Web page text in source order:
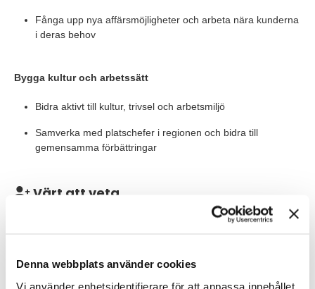
Denna webbplats använder cookies
Vi använder enhetsidentifierare för att anpassa innehållet
Fånga upp nya affärsmöjligheter och arbeta nära kunderna
i deras behov
Bygga kultur och arbetssätt
Bidra aktivt till kultur, trivsel och arbetsmiljö
Samverka med platschefer i regionen och bidra till
gemensamma förbättringar
Värt att veta
Rollen är placerad i Norrköping och du rapporterar till
plats regelbundet och erbjuder viss flexibilitet. Tjänsten omfattar